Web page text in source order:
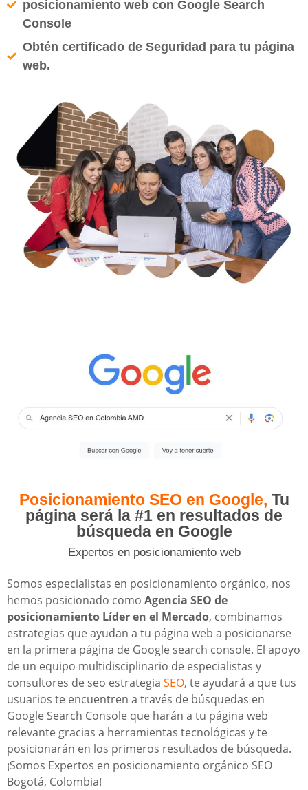
posicionamiento web con Google Search
Console
Obtén certificado de Seguridad para tu página
web.
Posicionamiento SEO en Google, Tu
página será la #1 en resultados de
búsqueda en Google
Expertos en posicionamiento web
Somos especialistas en posicionamiento orgánico, nos
hemos posicionado como Agencia SEO de
posicionamiento Líder en el Mercado, combinamos
estrategias que ayudan a tu página web a posicionarse
en la primera página de Google search console. El apoyo
de un equipo multidisciplinario de especialistas y
consultores de seo estrategia SEO, te ayudará a que tus
usuarios te encuentren a través de búsquedas en
Google Search Console que harán a tu página web
relevante gracias a herramientas tecnológicas y te
posicionarán en los primeros resultados de búsqueda.
¡Somos Expertos en posicionamiento orgánico SEO
Bogotá, Colombia!